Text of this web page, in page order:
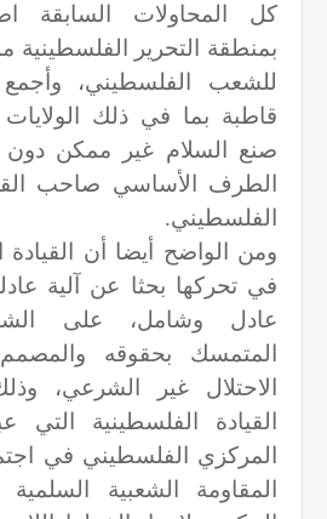
كل المحاولات السابقة
بمنطقة التحرير الفلسطينية
للشعب الفلسطيني، وأجمع
قاطبة بما في ذلك
صنع السلام غير ممكن دون
الطرف الأساسي صاحب
الفلسطيني.
ومن الواضح أيضا أن القيادة
في تحركها بحثا عن آلية
عادل وشامل، على
المتمسك بحقوقه
الاحتلال غير الشرعي،
القيادة الفلسطينية
المركزي الفلسطيني في
المقاومة الشعبية